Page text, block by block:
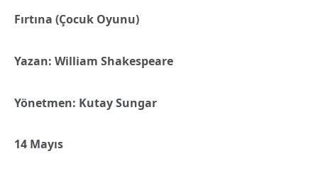
Fırtına (Çocuk Oyunu)
Yazan: William Shakespeare
Yönetmen: Kutay Sungar
14 Mayıs